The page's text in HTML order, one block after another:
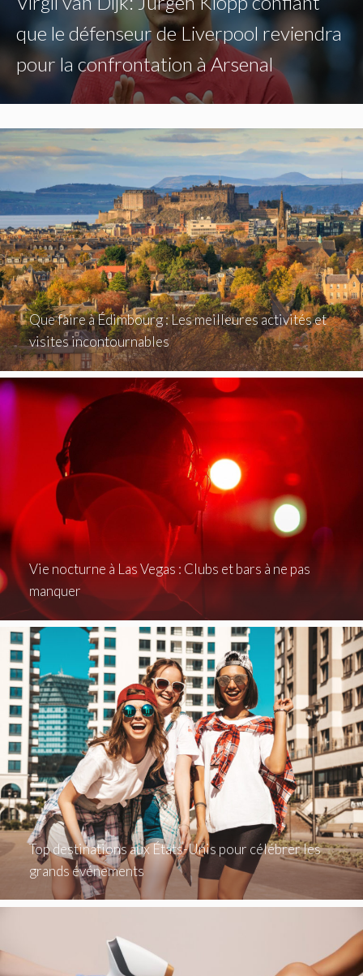
que le défenseur de Liverpool reviendra
pour la confrontation à Arsenal
Que faire à Édimbourg : Les meilleures activités et
visites incontournables
Vie nocturne à Las Vegas : Clubs et bars à ne pas
manquer
Top destinations aux États-Unis pour célébrer les
grands événements